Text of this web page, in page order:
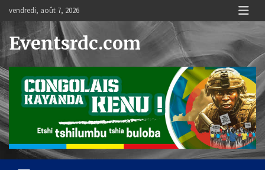
content
vendredi, août 7, 2026
Eventsrdc.com